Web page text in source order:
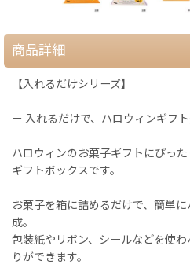
商品詳細
【入れるだけシリーズ】
－ 入れるだけで、ハロウィンギフ
ハロウィンのお菓子ギフトにぴっ
ギフトボックスです。
お菓子を箱に詰めるだけで、簡単
成。
包装紙やリボン、シールなどを使
りができます。